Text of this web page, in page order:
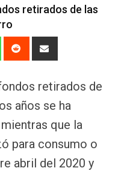
retirados de las
Whatsapp
Reddit
via
retirados de
años se ha
que la
para consumo o
abril del 2020 y